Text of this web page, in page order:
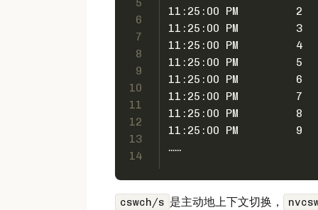
5
6
7
8
9
10
11
12
13
14
11:25:00 PM         2
11:25:00 PM         3
11:25:00 PM         4
11:25:00 PM         5
11:25:00 PM         6
11:25:00 PM         7
11:25:00 PM         8
11:25:00 PM         9
……
cswch/s 是主动地上下文切换，